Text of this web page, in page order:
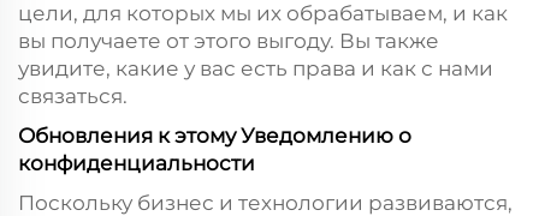
цели, для которых мы их обрабатываем, и как
вы получаете от этого выгоду. Вы также
увидите, какие у вас есть права и как с нами
связаться.
Обновления к этому Уведомлению о
конфиденциальности
Поскольку бизнес и технологии развиваются,